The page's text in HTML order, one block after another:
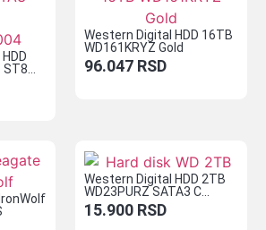
Western Digital HDD 16TB
WD161KRYZ Gold
96.047 RSD
Western Digital HDD 2TB
WD23PURZ SATA3 C...
15.900 RSD